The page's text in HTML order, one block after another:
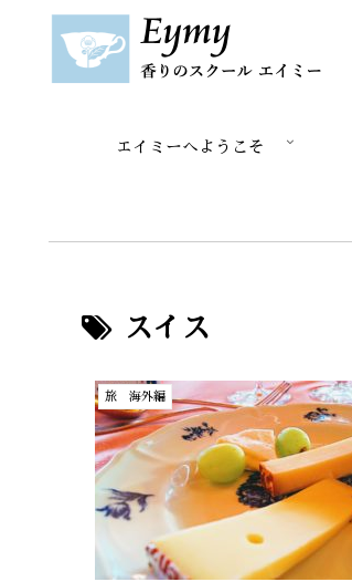
エイミーへようこそ
スイス
旅 海外編